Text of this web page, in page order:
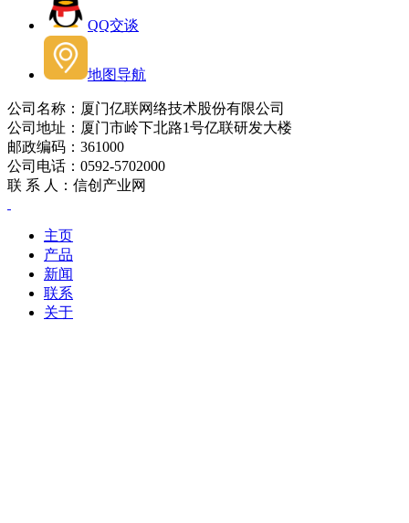
QQ交谈
地图导航
公司名称：厦门亿联网络技术股份有限公司
公司地址：厦门市岭下北路1号亿联研发大楼
邮政编码：361000
公司电话：0592-5702000
联 系 人：信创产业网
主页
产品
新闻
联系
关于